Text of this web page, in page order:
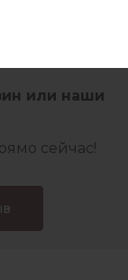
или наши
сейчас!